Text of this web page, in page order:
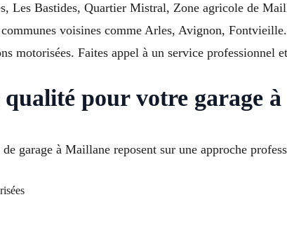
Les Bastides, Quartier Mistral, Zone agricole de
voisines comme Arles, Avignon,
motorisées. Faites appel à un service professionnel
qualité pour votre garage
garage à Maillane reposent sur une approche